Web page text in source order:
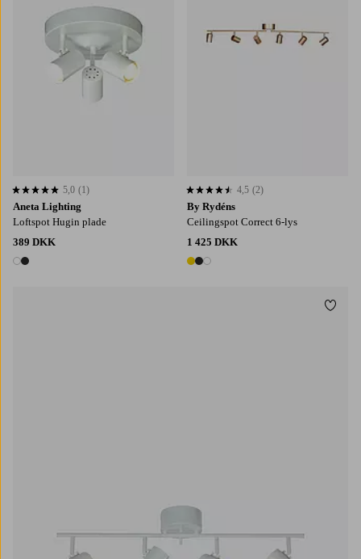
Aneta Lighting
Loftspot Hugin plade
389 DKK
2 farver
5,0 baseret på 1 bedømmelser
5,0 (1)
By Rydéns
Ceilingspot Correct 6-lys
1 425 DKK
3 farver
4,5 baseret på 2 bedømmelser
4,5 (2)